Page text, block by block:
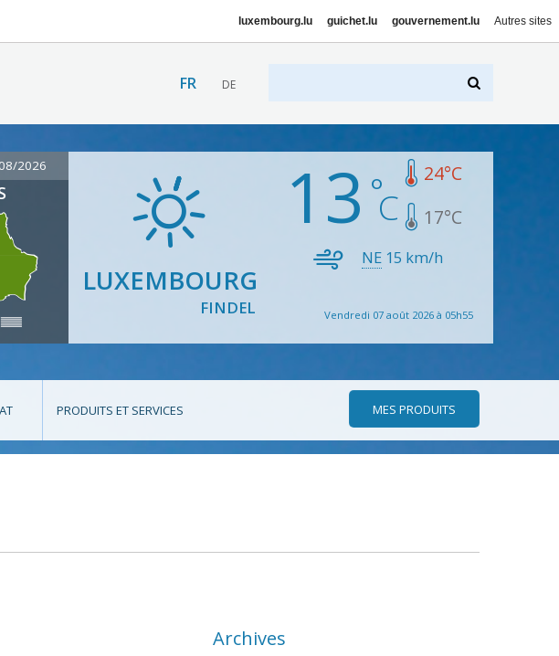
luxembourg.lu guichet.lu gouvernement.lu Autres sites
FR DE
2026
LUXEMBOURG
FINDEL
13 24°C
17°C
NE 15 km/h
Vendredi 07 août 2026 à 05h55
PRODUITS ET SERVICES MES PRODUITS
Archives